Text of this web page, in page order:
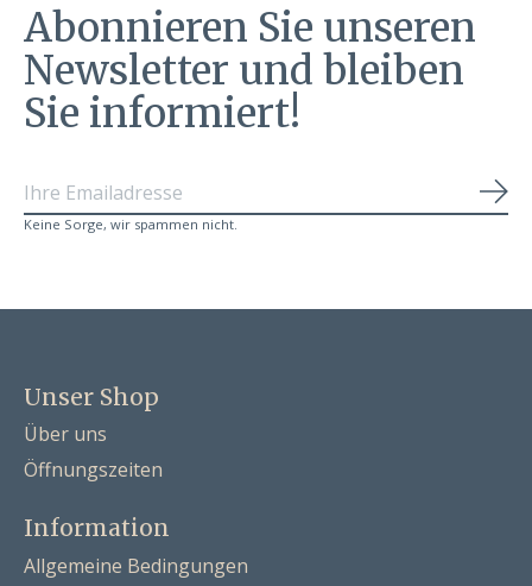
Abonnieren Sie unseren
Newsletter und bleiben
Sie informiert!
Keine Sorge, wir spammen nicht.
Unser Shop
Über uns
Öffnungszeiten
Information
Allgemeine Bedingungen